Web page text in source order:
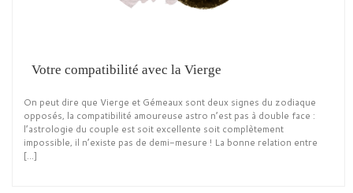
Votre compatibilité avec la Vierge
On peut dire que Vierge et Gémeaux sont deux signes du zodiaque
opposés, la compatibilité amoureuse astro n’est pas à double face :
l’astrologie du couple est soit excellente soit complètement
impossible, il n’existe pas de demi-mesure ! La bonne relation entre
[…]